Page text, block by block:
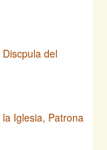
del
Iglesia, Patrona